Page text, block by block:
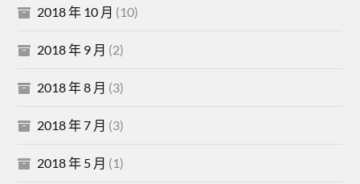
2018 年 10 月 (10)
2018 年 9 月 (2)
2018 年 8 月 (3)
2018 年 7 月 (3)
2018 年 5 月 (1)